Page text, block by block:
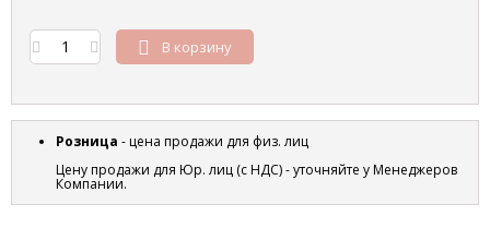
В корзину
Розница - цена продажи для физ. лиц
Цену продажи для Юр. лиц (с НДС) - уточняйте у Менеджеров
Компании.